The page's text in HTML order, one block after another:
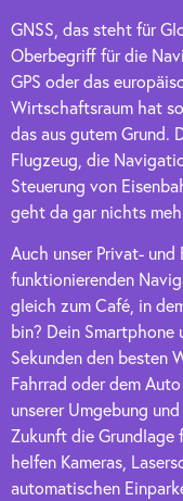
GNSS, das steht für
Oberbegriff für die
GPS oder das
Wirtschaftsraum hat
das aus gutem Grund.
Flugzeug, die
Steuerung von
geht da gar nichts
Auch unser Privat- und
funktionierenden
gleich zum Café, in
bin? Dein Smartphone
Sekunden den besten
Fahrrad oder dem
unserer Umgebung
Zukunft die Grundlage
helfen Kameras,
automatischen